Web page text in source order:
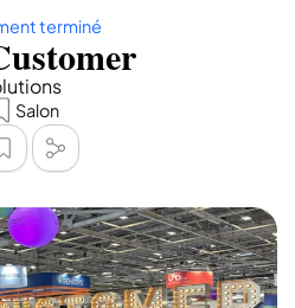
terminé
Salon